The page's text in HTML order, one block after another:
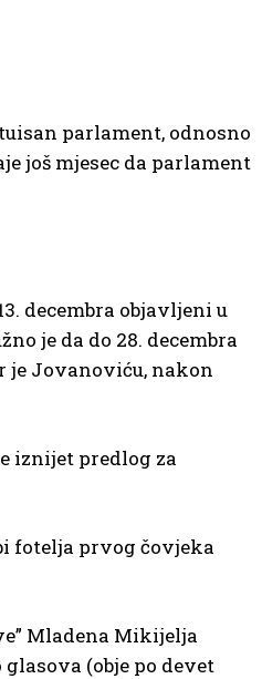
parlament, odnosno
još mjesec da parlament
decembra objavljeni u
je da do 28. decembra
je Jovanoviću, nakon
iznijet predlog za
fotelja prvog čovjeka
Mladena Mikijelja
(obje po devet